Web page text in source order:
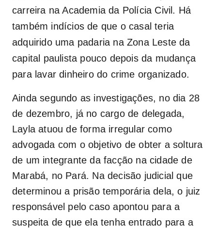
carreira na Academia da Polícia Civil. Há
também indícios de que o casal teria
adquirido uma padaria na Zona Leste da
capital paulista pouco depois da mudança
para lavar dinheiro do crime organizado.
Ainda segundo as investigações, no dia 28
de dezembro, já no cargo de delegada,
Layla atuou de forma irregular como
advogada com o objetivo de obter a soltura
de um integrante da facção na cidade de
Marabá, no Pará. Na decisão judicial que
determinou a prisão temporária dela, o juiz
responsável pelo caso apontou para a
suspeita de que ela tenha entrado para a